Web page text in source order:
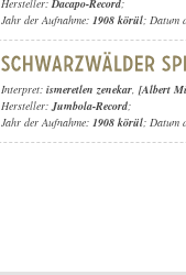
Hersteller:Dacapo-Record;
Jahr der Aufnahme: 1908 körül; Datum
Interpret: ismeretlen zenekar, [Albert
Hersteller:Jumbola-Record;
Jahr der Aufnahme: 1908 körül; Datum